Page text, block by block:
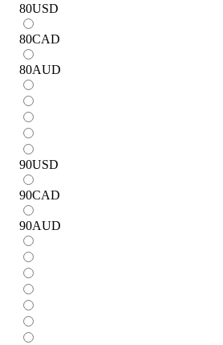
80USD
80CAD
80AUD
90USD
90CAD
90AUD